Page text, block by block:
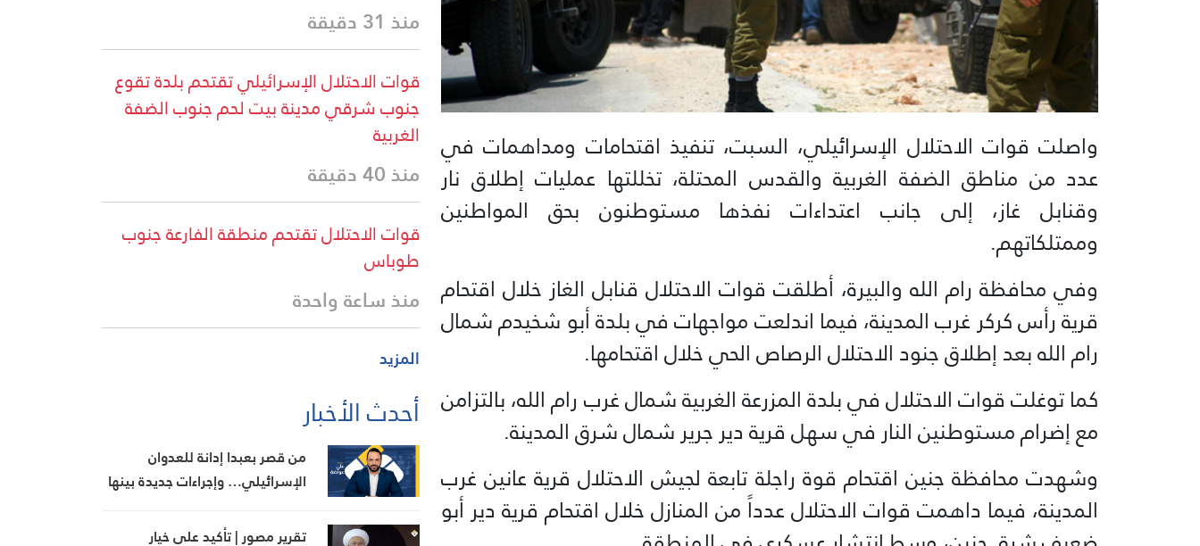
واصلت قوات الاحتلال الإسرائيلي، السبت، تنفيذ اقتحامات ومداهمات في
عدد من مناطق الضفة الغربية والقدس المحتلة، تخللتها عمليات إطلاق نار
وقنابل غاز، إلى جانب اعتداءات نفذها مستوطنون بحق المواطنين
وممتلكاتهم.
وفي محافظة رام الله والبيرة، أطلقت قوات الاحتلال قنابل الغاز خلال اقتحام
قرية رأس كركر غرب المدينة، فيما اندلعت مواجهات في بلدة أبو شخيدم شمال
رام الله بعد إطلاق جنود الاحتلال الرصاص الحي خلال اقتحامها.
كما توغلت قوات الاحتلال في بلدة المزرعة الغربية شمال غرب رام الله، بالتزامن
مع إضرام مستوطنين النار في سهل قرية دير جرير شمال شرق المدينة.
وشهدت محافظة جنين اقتحام قوة راجلة تابعة لجيش الاحتلال قرية عانين غرب
المدينة، فيما داهمت قوات الاحتلال عدداً من المنازل خلال اقتحام قرية دير أبو
منذ 31 دقيقة
قوات الاحتلال الإسرائيلي تقتحم بلدة تقوع
جنوب شرقي مدينة بيت لحم جنوب الضفة
الغربية
منذ 40 دقيقة
قوات الاحتلال تقتحم منطقة الفارعة جنوب
طوباس
منذ ساعة واحدة
المزيد
أحدث الأخبار
من قصر بعبدا إدانة للعدوان
الإسرائيلي… وإجراءات جديدة بينها
تقرير مصور | تأكيد على خيار